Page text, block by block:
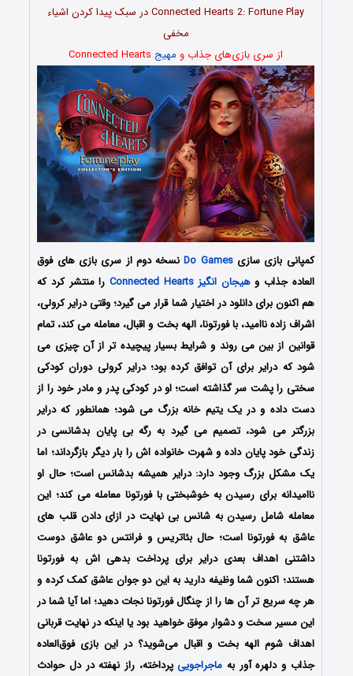
Connected Hearts 2: Fortune Play در سبک پیدا کردن اشیاء
مخفی
از سری بازی‌های جذاب و مهیج
کمپانی بازی سازیDo Gamesنسخه دوم از سری بازی های فوق
العاده جذاب وهیجان انگیز Connected Hearts را منتشر کرد که
هم اکنون برای دانلود در اختیار شما قرار می گیرد؛ وقتی درایر کرولی،
اشراف زاده ناامید، با فورتونا، الهه بخت و اقبال، معامله می کند، تمام
قوانین از بین می روند و شرایط بسیار پیچیده تر از آن چیزی می
شود که درایر برای آن توافق کرده بود؛ درایر کرولی دوران کودکی
سختی را پشت سر گذاشته است؛ او در کودکی پدر و مادر خود را از
دست داده و در یک یتیم خانه بزرگ می شود؛ همانطور که درایر
بزرگتر می شود، تصمیم می گیرد به رگه بی پایان بدشانسی در
زندگی خود پایان داده و شهرت خانواده اش را بار دیگر بازگرداند؛ اما
یک مشکل بزرگ وجود دارد: درایر همیشه بدشانس است؛ حال او
ناامیدانه برای رسیدن به خوشبختی با فورتونا معامله می کند؛ این
معامله شامل رسیدن به شانس بی نهایت در ازای دادن قلب های
عاشق به فورتونا است؛ حال بئاتریس و فرانتس دو عاشق دوست
داشتنی اهداف بعدی درایر برای پرداخت بدهی اش به فورتونا
هستند؛ اکنون شما وظیفه دارید به این دو جوان عاشق کمک کرده و
هر چه سریع تر آن ها را از چنگال فورتونا نجات دهید؛ اما آیا شما در
این مسیر سخت و دشوار موفق خواهید بود یا اینکه در نهایت قربانی
اهداف شوم الهه بخت و اقبال می‌شوید؟ در این بازی فوق‌العاده
جذاب و دلهره آور به ماجراجوییپرداخته، راز نهفته در دل حوادث